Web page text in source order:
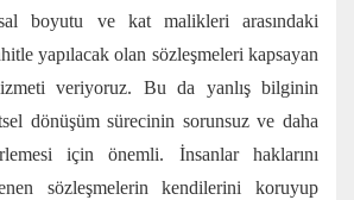
boyutu ve kat malikleri arasındaki
yapılacak olan sözleşmeleri kapsayan
veriyoruz. Bu da yanlış bilginin
dönüşüm sürecinin sorunsuz ve daha
için önemli. İnsanlar haklarını
sözleşmelerin kendilerini koruyup